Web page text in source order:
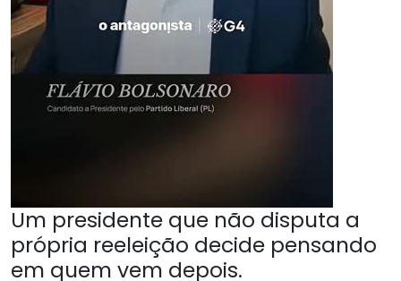
Um presidente que não disputa a
própria reeleição decide pensando
em quem vem depois.